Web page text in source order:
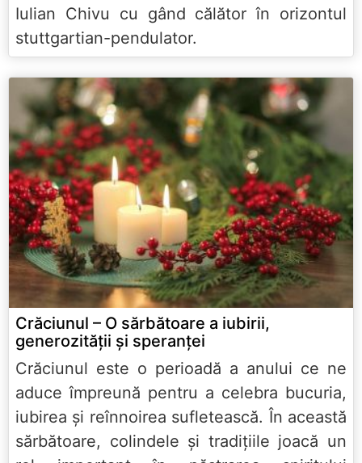
Iulian Chivu cu gând călător în orizontul
stuttgartian-pendulator.
Crăciunul – O sărbătoare a iubirii,
generozității și speranței
Crăciunul este o perioadă a anului ce ne
aduce împreună pentru a celebra bucuria,
iubirea și reînnoirea sufletească. În această
sărbătoare, colindele și tradițiile joacă un